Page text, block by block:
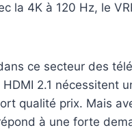
la 4K à 120 Hz, le
ce secteur des
2.1 nécessitent
qualité prix. Mais
à une forte